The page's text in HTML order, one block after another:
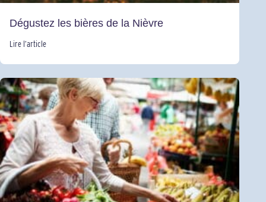
Dégustez les bières de la Nièvre
Lire l’article